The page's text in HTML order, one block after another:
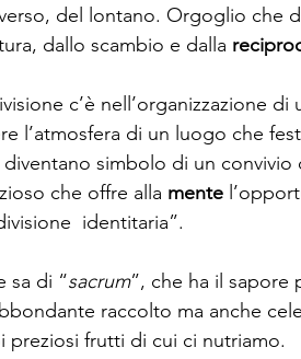
del lontano. Orgoglio che
dallo scambio e dalla
c’è nell’organizzazione di
l’atmosfera di un luogo che
diventano simbolo di un convivio
che offre alla mente
identitaria”.
sa di “sacrum”, che ha il sapore
raccolto ma anche
preziosi frutti di cui ci nutriamo.